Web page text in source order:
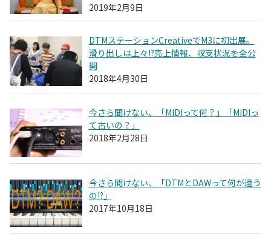
2019年2月9日
DTMステーションCreativeでM3に初出展。
滑り出しは上々!?売上情報、収支状況を全公
開
2018年4月30日
今さら聞けない、「MIDIって何？」「MIDIっ
て古いの？」
2018年2月28日
今さら聞けない、「DTMとDAWって何が違う
の!?」
2017年10月18日